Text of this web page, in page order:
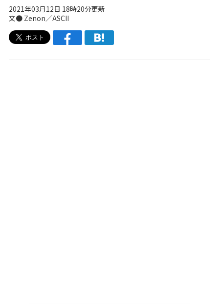
2021年03月12日 18時20分更新
文● Zenon／ASCII